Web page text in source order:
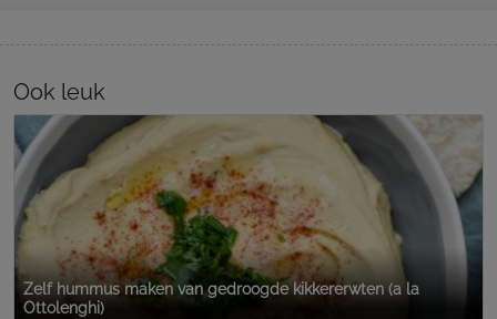
Ook leuk
Zelf hummus maken van gedroogde kikkererwten (a la
Ottolenghi)